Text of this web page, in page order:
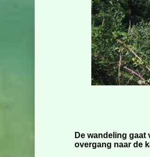
De wandeling
overgang naar de